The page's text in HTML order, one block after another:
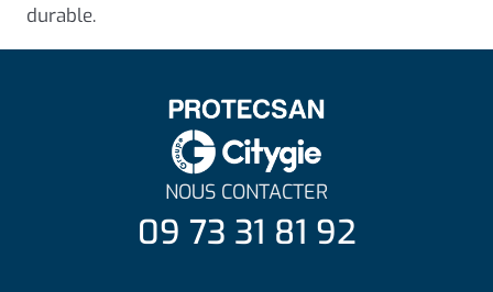
durable.
NOUS CONTACTER
09 73 31 81 92